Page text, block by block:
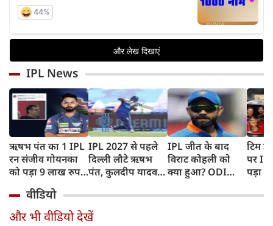
IPL News
ऋषभ पंत का 1 IPL
रन संजीव गोयनका
को पड़ा 9 लाख रुपए
IPL 2027 से पहले
दिल्ली लौटे ऋषभ
पंत, कुलदीप यादव
IPL जीत के बाद
विराट कोहली को
क्या हुआ? ODI
बाहर होने की खबर ने
टिम
पर
पड़ा
फिंगर
वीडियो
और भी वीडियो देखें